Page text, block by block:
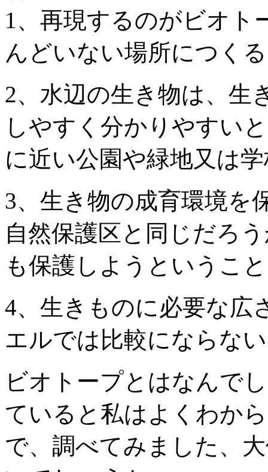
1、再現するのがビオト
んどいない場所につく
2、水辺の生き物は、生
しやすく分かりやすい
に近い公園や緑地又は
3、生き物の成育環境を
自然保護区と同じだろ
も保護しようというこ
4、生きものに必要な広
エルでは比較にならな
ビオトープとはなんで
ていると私はよくわか
で、調べてみました、